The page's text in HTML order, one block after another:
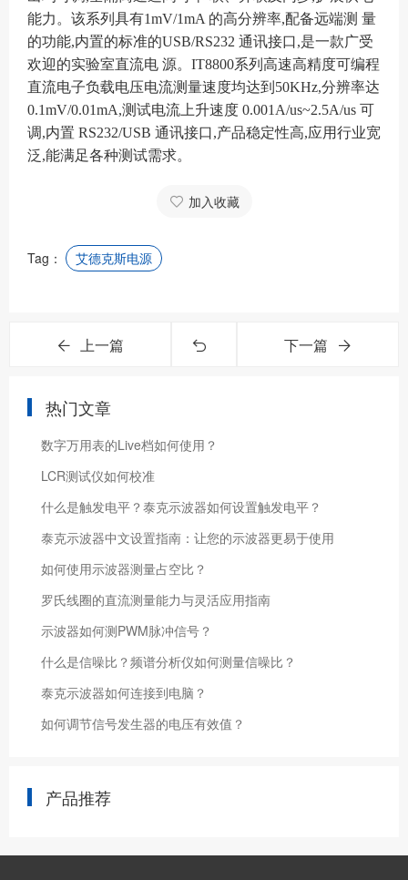
能力。该系列具有1mV/1mA 的高分辨率,配备远端测 量
的功能,内置的标准的USB/RS232 通讯接口,是一款广受
欢迎的实验室直流电 源。IT8800系列高速高精度可编程
直流电子负载电压电流测量速度均达到50KHz,分辨率达
0.1mV/0.01mA,测试电流上升速度 0.001A/us~2.5A/us 可
调,内置 RS232/USB 通讯接口,产品稳定性高,应用行业宽
泛,能满足各种测试需求。
加入收藏
Tag： 艾德克斯电源
上一篇 下一篇
热门文章
数字万用表的Live档如何使用？
LCR测试仪如何校准
什么是触发电平？泰克示波器如何设置触发电平？
泰克示波器中文设置指南：让您的示波器更易于使用
如何使用示波器测量占空比？
罗氏线圈的直流测量能力与灵活应用指南
示波器如何测PWM脉冲信号？
什么是信噪比？频谱分析仪如何测量信噪比？
泰克示波器如何连接到电脑？
如何调节信号发生器的电压有效值？
产品推荐